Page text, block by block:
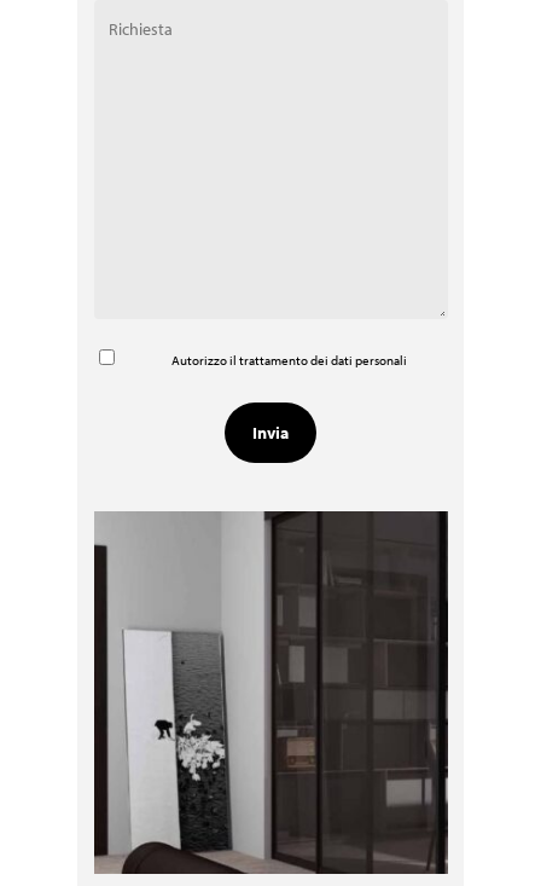
Autorizzo il trattamento dei dati personali